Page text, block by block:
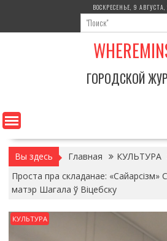
содержимому
ВОСКРЕСЕНЬЕ, 9 АВГУСТА,
ГОРОДСКОЙ
Вы здесь Главная
КУЛЬТУРА
Проста пра складанае:
матэр Шагала ў Віцебску
КУЛЬТУРА